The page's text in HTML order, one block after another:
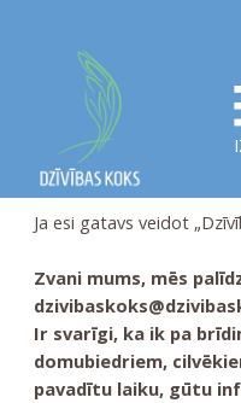
Ja esi gatavs veidot
Zvani mums, mēs
Ir svarīgi, ka ik pa
domubiedriem,
pavadītu laiku, gūtu